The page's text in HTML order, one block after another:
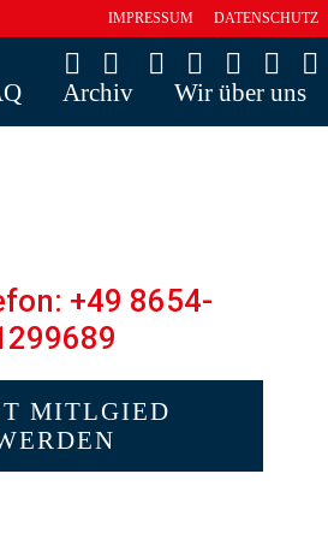
IMPRESSUM DATENSCHUTZ
Archiv Wir über uns
+49 8654-
MITLGIED